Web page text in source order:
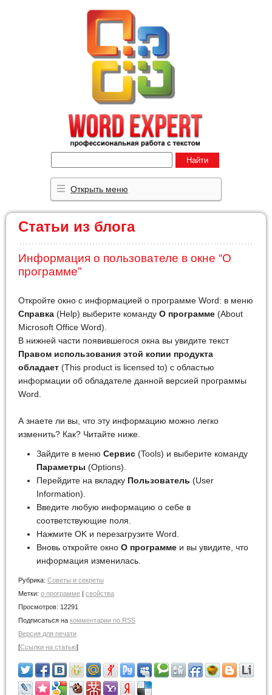
Статьи из блога
Информация о пользователе в окне “О
программе”
Откройте окно с информацией о программе Word: в меню
Справка (Help) выберите команду О программе (About
Microsoft Office Word).
В нижней части появившегося окна вы увидите текст
Правом использования этой копии продукта
обладает (This product is licensed to) с областью
информации об обладателе данной версией программы
Word.
А знаете ли вы, что эту информацию можно легко
изменить? Как? Читайте ниже.
Зайдите в меню Сервис (Tools) и выберите команду
Параметры (Options).
Перейдите на вкладку Пользователь (User
Information).
Введите любую информацию о себе в
соответствующие поля.
Нажмите OK и перезагрузите Word.
Вновь откройте окно О программе и вы увидите, что
информация изменилась.
Рубрика: Советы и cекреты
Метки: о программе | свойства
Просмотров: 12291
Подписаться на комментарии по RSS
Версия для печати
[Ссылки на статью]
Найти
Открыть меню